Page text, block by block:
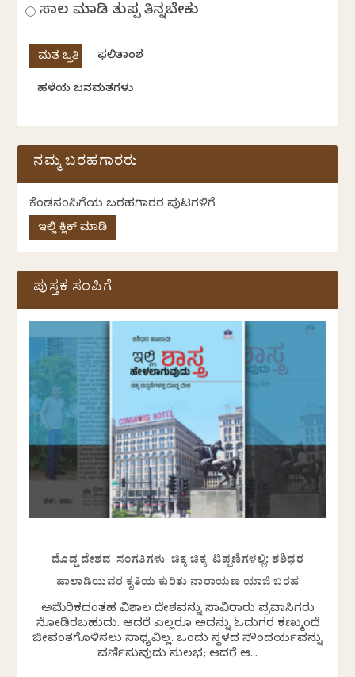
ಸಾಲ ಮಾಡಿ ತುಪ್ಪ ತಿನ್ನಬೇಕು
ಫಲಿತಾಂಶ
ಹಳೆಯ ಜನಮತಗಳು
ನಮ್ಮ ಬರಹಗಾರರು
ಕೆಂಡಸಂಪಿಗೆಯ ಬರಹಗಾರರ ಪುಟಗಳಿಗೆ
ಇಲ್ಲಿ ಕ್ಲಿಕ್ ಮಾಡಿ
ಪುಸ್ತಕ ಸಂಪಿಗೆ
ದೊಡ್ಡ ದೇಶದ ಸಂಗತಿಗಳು ಚಿಕ್ಕ ಚಿಕ್ಕ ಟಿಪ್ಪಣಿಗಳಲ್ಲಿ: ಶಶಿಧರ
ಹಾಲಾಡಿಯವರ ಕೃತಿಯ ಕುರಿತು ನಾರಾಯಣ ಯಾಜಿ ಬರಹ
ಅಮೆರಿಕದಂತಹ ವಿಶಾಲ ದೇಶವನ್ನು ಸಾವಿರಾರು ಪ್ರವಾಸಿಗರು
ನೋಡಿರಬಹುದು. ಆದರೆ ಎಲ್ಲರೂ ಅದನ್ನು ಓದುಗರ ಕಣ್ಮುಂದೆ
ಜೀವಂತಗೊಳಿಸಲು ಸಾಧ್ಯವಿಲ್ಲ. ಒಂದು ಸ್ಥಳದ ಸೌಂದರ್ಯವನ್ನು
ವರ್ಣಿಸುವುದು ಸುಲಭ; ಆದರೆ ಆ...